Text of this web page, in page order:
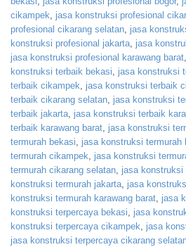
cikampek, jasa konstruksi profesional
profesional cikarang selatan, jasa
konstruksi profesional jakarta, jasa
jasa konstruksi profesional karawang barat,
konstruksi terbaik bekasi, jasa konstruksi
terbaik cikampek, jasa konstruksi terbaik
terbaik cikarang selatan, jasa konstruksi
terbaik jakarta, jasa konstruksi terbaik
terbaik karawang barat, jasa konstruksi
termurah bekasi, jasa konstruksi termurah
termurah cikampek, jasa konstruksi
termurah cikarang selatan, jasa konstruksi
konstruksi termurah jakarta, jasa
konstruksi termurah karawang barat, jasa
konstruksi terpercaya bekasi, jasa
konstruksi terpercaya cikampek, jasa
jasa konstruksi terpercaya cikarang